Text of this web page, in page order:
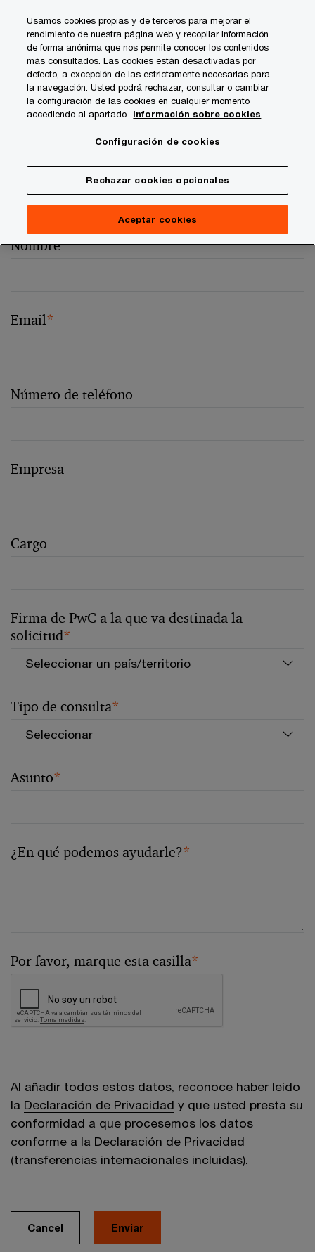
content
footer
Comentarios y sugerencias
Por favor, facilítenos los siguientes datos
Los campos marcados con un asterisco son obligatorios (
Persona de contacto:Jaime García
Nombre*
Email*
Número de teléfono
Empresa
Cargo
Firma de PwC a la que va destinada la
solicitud*
Tipo de consulta*
Asunto*
¿En qué podemos ayudarle?*
Por favor, marque esta casilla*
Al añadir todos estos datos, reconoce haber leído
la Declaración de Privacidad y que usted presta su
conformidad a que procesemos los datos
conforme a la Declaración de Privacidad
(transferencias internacionales incluidas).
Cancel
Usamos cookies propias y de terceros para mejorar el
rendimiento de nuestra página web y recopilar información
de forma anónima que nos permite conocer los contenidos
más consultados. Las cookies están desactivadas por
defecto, a excepción de las estrictamente necesarias para
la navegación. Usted podrá rechazar, consultar o cambiar
la configuración de las cookies en cualquier momento
accediendo al apartado
Información sobre cookies
Configuración de cookies
Rechazar cookies opcionales
Aceptar cookies